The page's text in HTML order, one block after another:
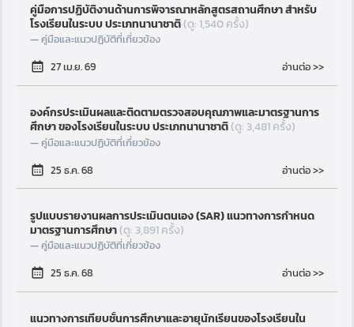
คู่มือการปฏิบัติงานด้านการพิจารณาหลักสูตรสถานศึกษา สำหรับ
โรงเรียนในระบบ ประเภทนานาชาติ(ดู: 1,540 ครั้ง)
คู่มือและแนวปฏิบัติที่เกี่ยวข้อง
27 เม.ย. 69
อ่านต่อ >>
องค์กรประเมินผลและติดตามตรวจสอบคุณภาพและมาตรฐานการ
ศึกษา ของโรงเรียนในระบบ ประเภทนานาชาติ(ดู: 3,481 ครั้ง)
คู่มือและแนวปฏิบัติที่เกี่ยวข้อง
25 ธ.ค. 68
อ่านต่อ >>
รูปแบบรายงานผลการประเมินตนเอง (SAR) แนวทางการกำหนด
มาตรฐานการศึกษา(ดู: 3,891 ครั้ง)
คู่มือและแนวปฏิบัติที่เกี่ยวข้อง
25 ธ.ค. 68
อ่านต่อ >>
แนวทางการเทียบชั้นการศึกษาและอายุนักเรียนของโรงเรียนใน